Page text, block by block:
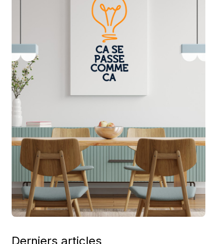
Derniers articles